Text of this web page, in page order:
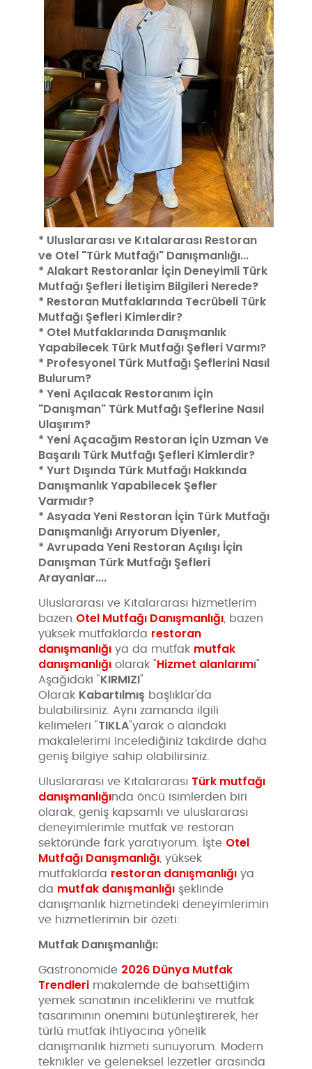
* Uluslararası ve Kıtalararası Restoran
ve Otel "Türk Mutfağı" Danışmanlığı...
* Alakart Restoranlar İçin Deneyimli Türk
Mutfağı Şefleri İletişim Bilgileri Nerede?
* Restoran Mutfaklarında Tecrübeli Türk
Mutfağı Şefleri Kimlerdir?
* Otel Mutfaklarında Danışmanlık
Yapabilecek Türk Mutfağı Şefleri Varmı?
* Profesyonel Türk Mutfağı Şeflerini Nasıl
Bulurum?
* Yeni Açılacak Restoranım İçin
"Danışman" Türk Mutfağı Şeflerine Nasıl
Ulaşırım?
* Yeni Açacağım Restoran İçin Uzman Ve
Başarılı Türk Mutfağı Şefleri Kimlerdir?
* Yurt Dışında Türk Mutfağı Hakkında
Danışmanlık Yapabilecek Şefler
Varmıdır?
* Asyada Yeni Restoran İçin Türk Mutfağı
Danışmanlığı Arıyorum Diyenler,
* Avrupada Yeni Restoran Açılışı İçin
Danışman Türk Mutfağı Şefleri
Arayanlar....
Uluslararası ve Kıtalararası hizmetlerim
bazen Otel Mutfağı Danışmanlığı, bazen
yüksek mutfaklarda restoran
danışmanlığı ya da mutfak mutfak
danışmanlığı olarak "Hizmet alanlarımı"
Aşağıdaki "KIRMIZI"
Olarak Kabartılmış başlıklar'da
bulabilirsiniz. Aynı zamanda ilgili
kelimeleri "TIKLA"yarak o alandaki
makalelerimi incelediğiniz takdirde daha
geniş bilgiye sahip olabilirsiniz.
Uluslararası ve Kıtalararası Türk mutfağı
danışmanlığında öncü isimlerden biri
olarak, geniş kapsamlı ve uluslararası
deneyimlerimle mutfak ve restoran
sektöründe fark yaratıyorum. İşte Otel
Mutfağı Danışmanlığı, yüksek
mutfaklarda restoran danışmanlığı ya
da mutfak danışmanlığı şeklinde
danışmanlık hizmetindeki deneyimlerimin
ve hizmetlerimin bir özeti:
Mutfak Danışmanlığı:
Gastronomide 2026 Dünya Mutfak
Trendleri makalemde de bahsettiğim
yemek sanatının inceliklerini ve mutfak
tasarımının önemini bütünleştirerek, her
türlü mutfak ihtiyacına yönelik
danışmanlık hizmeti sunuyorum. Modern
teknikler ve geleneksel lezzetler arasında